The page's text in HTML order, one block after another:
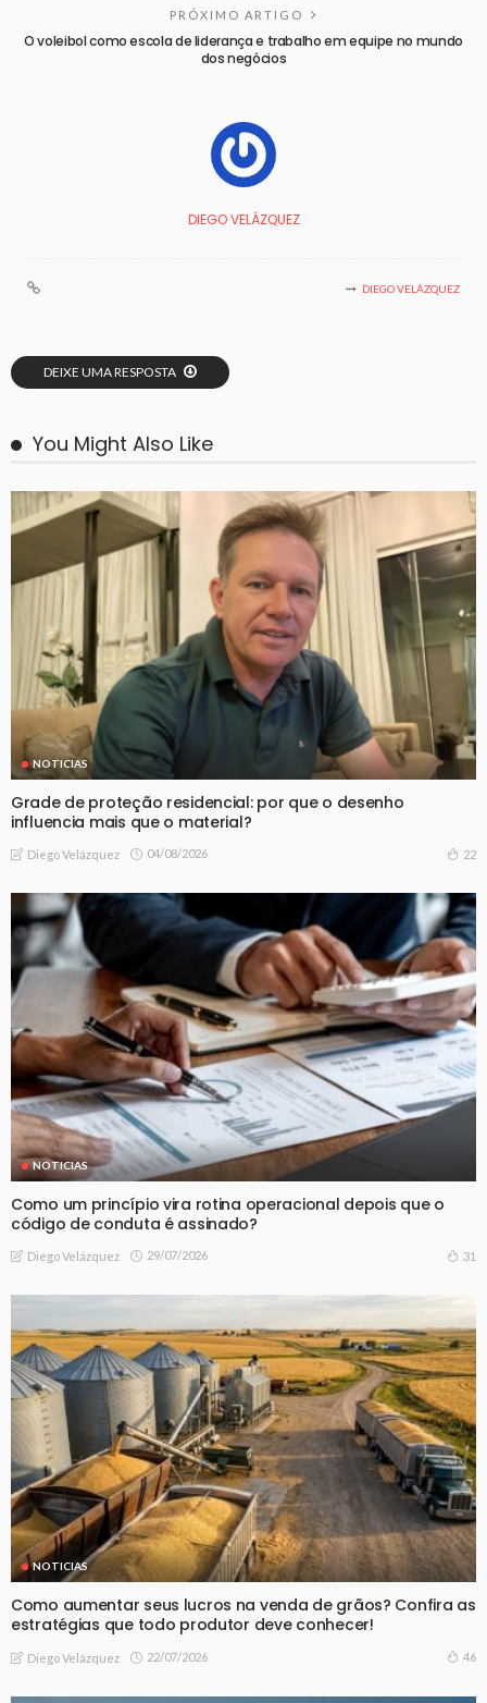
PRÓXIMO ARTIGO
O voleibol como escola de liderança e trabalho em equipe no mundo
dos negócios
DIEGO VELÁZQUEZ
DIEGO VELÁZQUEZ
DEIXE UMA RESPOSTA
You Might Also Like
NOTICIAS
Grade de proteção residencial: por que o desenho
influencia mais que o material?
Diego Velázquez 04/08/2026 22
NOTICIAS
Como um princípio vira rotina operacional depois que o
código de conduta é assinado?
Diego Velázquez 29/07/2026 31
NOTICIAS
Como aumentar seus lucros na venda de grãos? Confira as
estratégias que todo produtor deve conhecer!
Diego Velázquez 22/07/2026 46